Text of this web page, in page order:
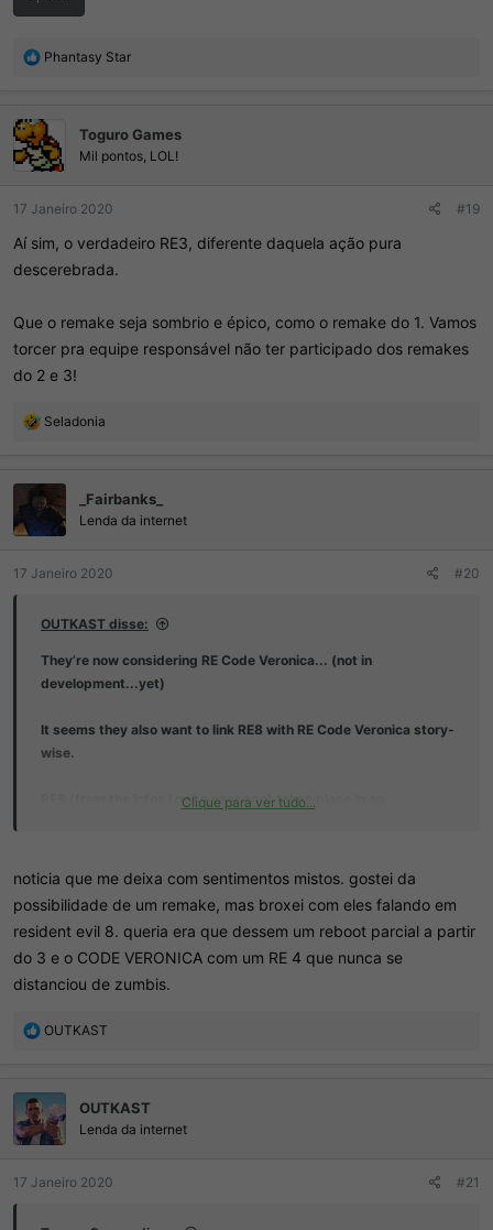
R
ç
õ
e
s
Phantasy Star
Toguro Games
Mil pontos, LOL!
17 Janeiro 2020 #19
Aí sim, o verdadeiro RE3, diferente daquela ação pura
descerebrada.
Que o remake seja sombrio e épico, como o remake do 1. Vamos
torcer pra equipe responsável não ter participado dos remakes
do 2 e 3!
R
ç
õ
e
s
Seladonia
_Fairbanks_
Lenda da internet
17 Janeiro 2020 #20
OUTKAST disse:
They’re now considering RE Code Veronica... (not in
development...yet)
It seems they also want to link RE8 with RE Code Veronica story-
wise.
(from the infos I got a year ago) takes place in an
Don’t expect the reveal to happen until next year...
Clique para ver tudo...
noticia que me deixa com sentimentos mistos. gostei da
possibilidade de um remake, mas broxei com eles falando em
resident evil 8. queria era que dessem um reboot parcial a partir
do 3 e o CODE VERONICA com um RE 4 que nunca se
distanciou de zumbis.
R
ç
õ
e
s
OUTKAST
OUTKAST
Lenda da internet
17 Janeiro 2020 #21